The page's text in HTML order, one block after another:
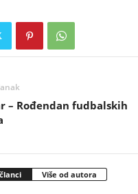
– Rođendan fudbalskih
Više od autora